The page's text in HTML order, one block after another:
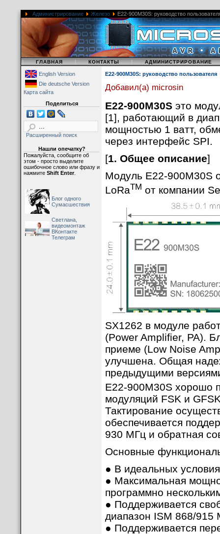
Администрирование Железо E22-900M30S: руководство
| ГЛАВНАЯ | КОНТАКТЫ | АДМИНИСТРИРОВАНИЕ
English Version
Die deutsche Version
Карта сайта
Поделиться
Расширенный поиск
Нашли опечатку?
Пожалуйста, сообщите об
этом - просто выделите
ошибочное слово или фразу и
нажмите Shift Enter.
Блог одного
Сумасшествия
Светлана,
видеомонтаж
ВКонтакте
Телеграм
E22-900M30S: руководство пользователя
Добавил(а) microsin
E22-900M30S это
[1], работающий в
мощностью 1 ватт,
через интерфейс SPI.
[1. Общее описание]
Модуль E22-900M30S
LoRaTM от компании
SX1262 в модуле
(Power Amplifier, PA).
приеме (Low Noise
улучшена. Общая
предыдущими
E22-900M30S хорошо
модуляций FSK и
Тактирование
обеспечивается
930 МГц и обратная
Основные
● В идеальных
● Максимальная
программно
● Поддерживается
диапазон ISM 868/915
● Поддерживается